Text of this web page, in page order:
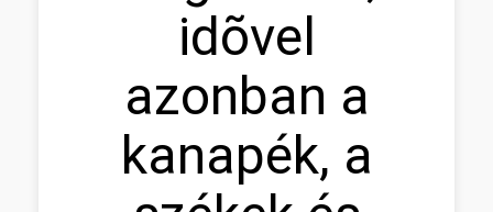
idõvel
azonban a
kanapék, a